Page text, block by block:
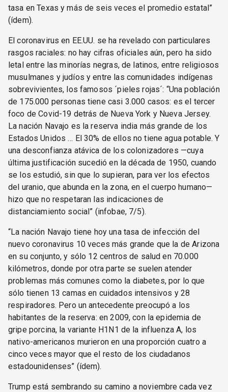
tasa en Texas y más de seis veces el promedio estatal”
(ídem).
El coronavirus en EE.UU. se ha revelado con particulares
rasgos raciales: no hay cifras oficiales aún, pero ha sido
letal entre las minorías negras, de latinos, entre religiosos
musulmanes y judíos y entre las comunidades indígenas
sobrevivientes, los famosos ´pieles rojas´: “Una población
de 175.000 personas tiene casi 3.000 casos: es el tercer
foco de Covid-19 detrás de Nueva York y Nueva Jersey.
La nación Navajo es la reserva india más grande de los
Estados Unidos … El 30% de ellos no tiene agua potable. Y
una desconfianza atávica de los colonizadores —cuya
última justificación sucedió en la década de 1950, cuando
se los estudió, sin que lo supieran, para ver los efectos
del uranio, que abunda en la zona, en el cuerpo humano—
hizo que no respetaran las indicaciones de
distanciamiento social” (infobae, 7/5).
“La nación Navajo tiene hoy una tasa de infección del
nuevo coronavirus 10 veces más grande que la de Arizona
en su conjunto, y sólo 12 centros de salud en 70.000
kilómetros, donde por otra parte se suelen atender
problemas más comunes como la diabetes, por lo que
sólo tienen 13 camas en cuidados intensivos y 28
respiradores. Pero un antecedente preocupó a los
habitantes de la reserva: en 2009, con la epidemia de
gripe porcina, la variante H1N1 de la influenza A, los
nativo-americanos murieron en una proporción cuatro a
cinco veces mayor que el resto de los ciudadanos
estadounidenses” (ídem).
Trump está sembrando su camino a noviembre cada vez